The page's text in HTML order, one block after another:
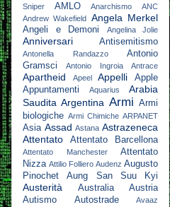
Sniper
AMLO Anarchismo
ANC
Andrew Wakefield Angela Merkel
Angeli e Demoni Angelina Jolie
Anniversari Antisemitismo
Antonella Randazzo
Antonio
Gramsci
Antonio Ingroia Antrace
Apartheid Apeel Appelli
Apple
Appuntamenti
Aquarius
Arabia
Saudita Argentina Armi Armi
biologiche Armi Chimiche ARPANET
Asia Assad Astana Astrazeneca
Attentato
Attentato Barcellona
Attentato Manchester
Attentato
Nizza Attilio Folliero Audenz Augusto
Pinochet
Aung San Suu Kyi
Austerità Australia
Austria
Autismo
Autostrade Avaaz